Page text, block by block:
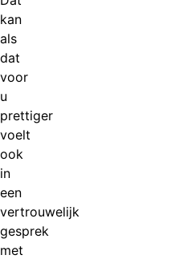
kan
als
dat
voor
u
prettiger
voelt
ook
in
een
vertrouwelijk
gesprek
met